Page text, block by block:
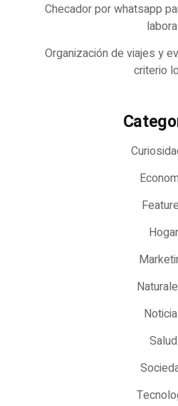
Checador por whatsapp
Organización de viajes y
criterio
Hogar
Salud